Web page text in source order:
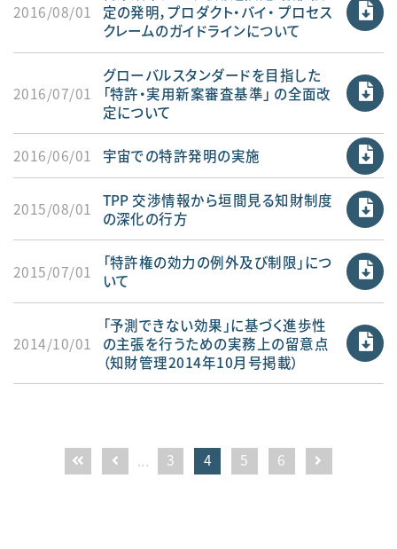
定の発明，プロダクト・バイ・ プロセス
クレームのガイドラインについて
2016/08/01
グローバルスタンダードを目指した
「特許・実用新案審査基準」 の全面改
定について
2016/07/01
宇宙での特許発明の実施
2016/06/01
TPP 交渉情報から垣間見る知財制度
の深化の行方
2015/08/01
「特許権の効力の例外及び制限」につ
いて
2015/07/01
「予測できない効果」に基づく進歩性
の主張を行うための実務上の留意点
（知財管理2014年10月号掲載）
2014/10/01
... 3 4 5 6